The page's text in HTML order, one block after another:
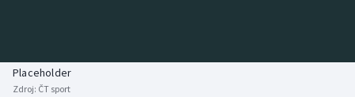
Biatlon
Aplikace ČT sport
Placeholder
Zdroj: ČT sport